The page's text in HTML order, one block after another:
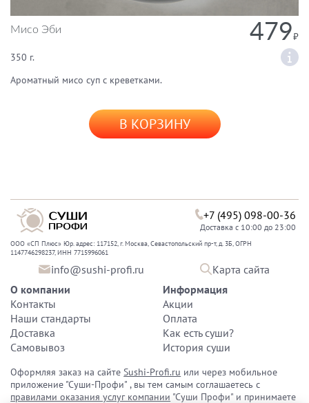
Мисо Эби 479
350 г.
Ароматный мисо суп с креветками.
В КОРЗИНУ
+7 (495) 098-00-36
Доставка с 10:00 до 23:00
ООО «СП Плюс» Юр. адрес: 117152, г. Москва, Севастопольский пр-т, д. 3Б, ОГРН
1147746298237, ИНН 7715996061
info@sushi-profi.ru
Карта сайта
О компании
Контакты
Наши стандарты
Доставка
Самовывоз
Информация
Акции
Оплата
Как есть суши?
История суши
Оформляя заказ на сайтеSushi-Profi.ru или через мобильное
приложение "Суши-Профи" , вы тем самым соглашаетесь с
правилами оказания услуг компании "Суши Профи" и принимаете